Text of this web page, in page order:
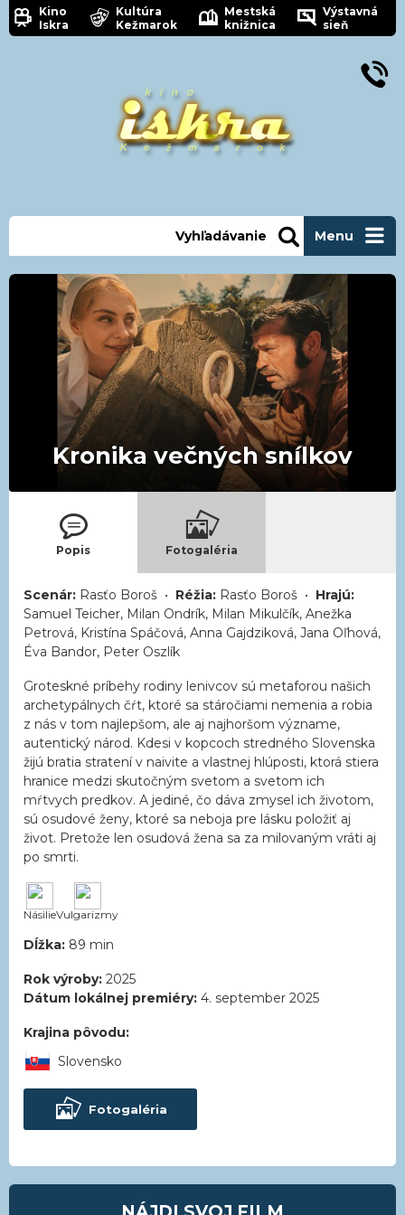
Kino
Iskra
Kultúra
Kežmarok
Mestská
knižnica
Výstavná
sieň
Menu
Vyhľadávanie
Kronika večných snílkov
Popis Fotogaléria
Scenár: Rasťo Boroš • Réžia: Rasťo Boroš • Hrajú:
Samuel Teicher, Milan Ondrík, Milan Mikulčík, Anežka
Petrová, Kristína Spáčová, Anna Gajdziková, Jana Oľhová,
Éva Bandor, Peter Oszlík
Groteskné príbehy rodiny lenivcov sú metaforou našich
archetypálnych čŕt, ktoré sa stáročiami nemenia a robia
z nás v tom najlepšom, ale aj najhoršom význame,
autentický národ. Kdesi v kopcoch stredného Slovenska
žijú bratia stratení v naivite a vlastnej hlúposti, ktorá stiera
hranice medzi skutočným svetom a svetom ich
mŕtvych predkov. A jediné, čo dáva zmysel ich životom,
sú osudové ženy, ktoré sa neboja pre lásku položiť aj
život. Pretože len osudová žena sa za milovaným vráti aj
po smrti.
NásilieVulgarizmy
Dĺžka: 89 min
Rok výroby: 2025
Dátum lokálnej premiéry: 4. september 2025
Krajina pôvodu:
Slovensko
Fotogaléria